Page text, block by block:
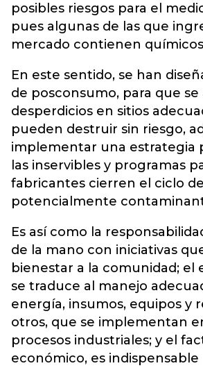
posibles riesgos para el
pues algunas de las que
mercado contienen
En este sentido, se han
de posconsumo, para que se
desperdicios en sitios
pueden destruir sin riesgo,
implementar una estrategia
las inservibles y programas
fabricantes cierren el ciclo
potencialmente
Es así como la
de la mano con iniciativas
bienestar a la comunidad; el
se traduce al manejo
energía, insumos, equipos y
otros, que se implementan
procesos industriales; y el
económico, es indispensable